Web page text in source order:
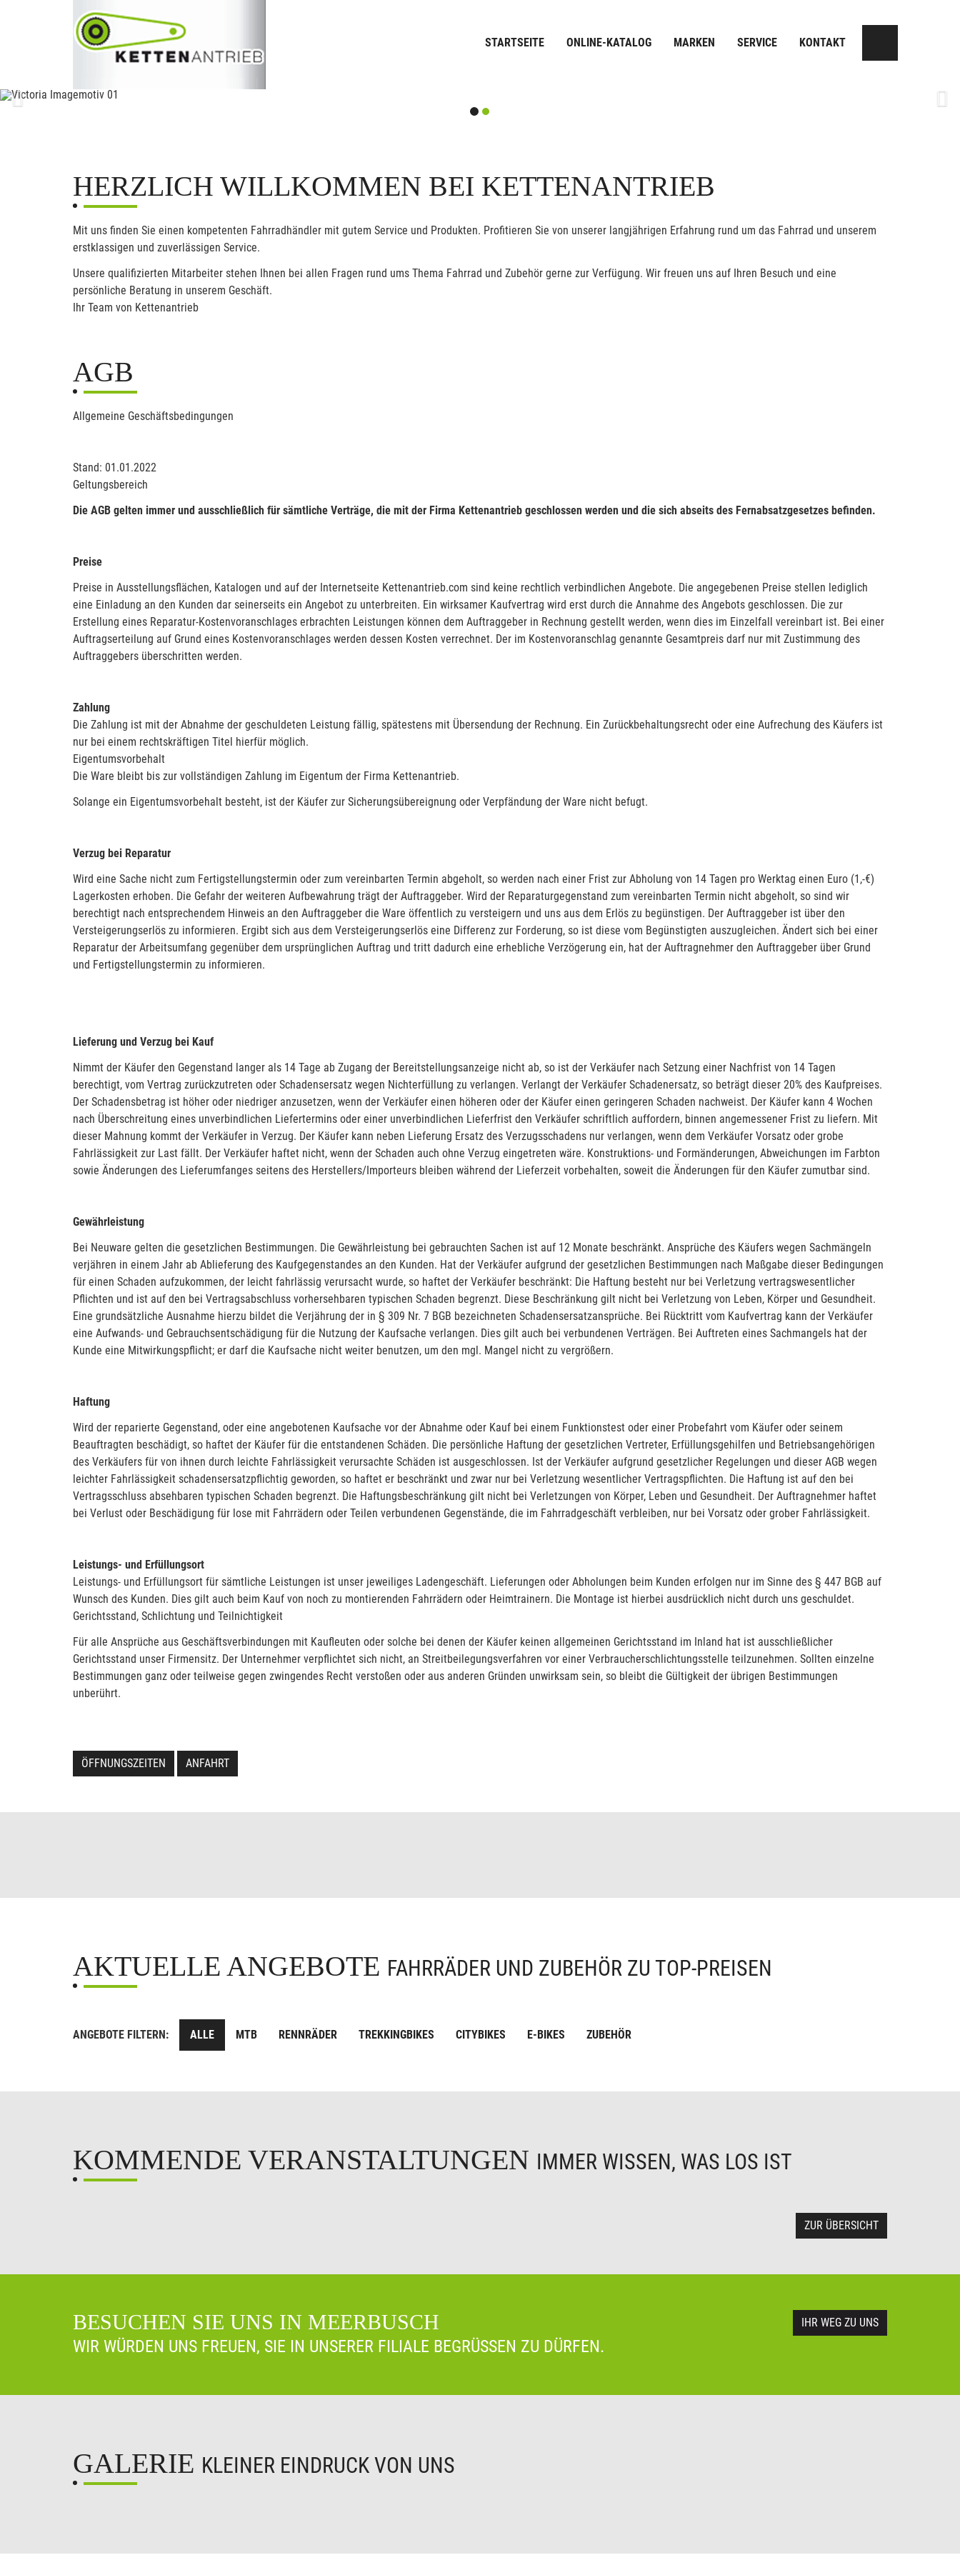
STARTSEITE ONLINE-KATALOG MARKEN SERVICE KONTAKT
Previous
HERZLICH WILLKOMMEN BEI KETTENANTRIEB
Mit uns finden Sie einen kompetenten Fahrradhändler mit gutem Service und Produkten. Profitieren Sie von unserer langjährigen Erfahrung rund um das Fahrrad und unserem
erstklassigen und zuverlässigen Service.
Unsere qualifizierten Mitarbeiter stehen Ihnen bei allen Fragen rund ums Thema Fahrrad und Zubehör gerne zur Verfügung. Wir freuen uns auf Ihren Besuch und eine
persönliche Beratung in unserem Geschäft.
Ihr Team von Kettenantrieb
AGB
Allgemeine Geschäftsbedingungen
Stand: 01.01.2022
Geltungsbereich
Die AGB gelten immer und ausschließlich für sämtliche Verträge, die mit der Firma Kettenantrieb geschlossen werden und die sich abseits des Fernabsatzgesetzes befinden.
Preise
Preise in Ausstellungsflächen, Katalogen und auf der Internetseite Kettenantrieb.com sind keine rechtlich verbindlichen Angebote. Die angegebenen Preise stellen lediglich
eine Einladung an den Kunden dar seinerseits ein Angebot zu unterbreiten. Ein wirksamer Kaufvertrag wird erst durch die Annahme des Angebots geschlossen. Die zur
Erstellung eines Reparatur-Kostenvoranschlages erbrachten Leistungen können dem Auftraggeber in Rechnung gestellt werden, wenn dies im Einzelfall vereinbart ist. Bei einer
Auftragserteilung auf Grund eines Kostenvoranschlages werden dessen Kosten verrechnet. Der im Kostenvoranschlag genannte Gesamtpreis darf nur mit Zustimmung des
Auftraggebers überschritten werden.
Zahlung
Die Zahlung ist mit der Abnahme der geschuldeten Leistung fällig, spätestens mit Übersendung der Rechnung. Ein Zurückbehaltungsrecht oder eine Aufrechung des Käufers ist
nur bei einem rechtskräftigen Titel hierfür möglich.
Eigentumsvorbehalt
Die Ware bleibt bis zur vollständigen Zahlung im Eigentum der Firma Kettenantrieb.
Solange ein Eigentumsvorbehalt besteht, ist der Käufer zur Sicherungsübereignung oder Verpfändung der Ware nicht befugt.
Verzug bei Reparatur
Wird eine Sache nicht zum Fertigstellungstermin oder zum vereinbarten Termin abgeholt, so werden nach einer Frist zur Abholung von 14 Tagen pro Werktag einen Euro (1,-€)
Lagerkosten erhoben. Die Gefahr der weiteren Aufbewahrung trägt der Auftraggeber. Wird der Reparaturgegenstand zum vereinbarten Termin nicht abgeholt, so sind wir
berechtigt nach entsprechendem Hinweis an den Auftraggeber die Ware öffentlich zu versteigern und uns aus dem Erlös zu begünstigen. Der Auftraggeber ist über den
Versteigerungserlös zu informieren. Ergibt sich aus dem Versteigerungserlös eine Differenz zur Forderung, so ist diese vom Begünstigten auszugleichen. Ändert sich bei einer
Reparatur der Arbeitsumfang gegenüber dem ursprünglichen Auftrag und tritt dadurch eine erhebliche Verzögerung ein, hat der Auftragnehmer den Auftraggeber über Grund
und Fertigstellungstermin zu informieren.
Lieferung und Verzug bei Kauf
Nimmt der Käufer den Gegenstand langer als 14 Tage ab Zugang der Bereitstellungsanzeige nicht ab, so ist der Verkäufer nach Setzung einer Nachfrist von 14 Tagen
berechtigt, vom Vertrag zurückzutreten oder Schadensersatz wegen Nichterfüllung zu verlangen. Verlangt der Verkäufer Schadenersatz, so beträgt dieser 20% des Kaufpreises.
Der Schadensbetrag ist höher oder niedriger anzusetzen, wenn der Verkäufer einen höheren oder der Käufer einen geringeren Schaden nachweist. Der Käufer kann 4 Wochen
nach Überschreitung eines unverbindlichen Liefertermins oder einer unverbindlichen Lieferfrist den Verkäufer schriftlich auffordern, binnen angemessener Frist zu liefern. Mit
dieser Mahnung kommt der Verkäufer in Verzug. Der Käufer kann neben Lieferung Ersatz des Verzugsschadens nur verlangen, wenn dem Verkäufer Vorsatz oder grobe
Fahrlässigkeit zur Last fällt. Der Verkäufer haftet nicht, wenn der Schaden auch ohne Verzug eingetreten wäre. Konstruktions- und Formänderungen, Abweichungen im Farbton
sowie Änderungen des Lieferumfanges seitens des Herstellers/Importeurs bleiben während der Lieferzeit vorbehalten, soweit die Änderungen für den Käufer zumutbar sind.
Gewährleistung
Bei Neuware gelten die gesetzlichen Bestimmungen. Die Gewährleistung bei gebrauchten Sachen ist auf 12 Monate beschränkt. Ansprüche des Käufers wegen Sachmängeln
verjähren in einem Jahr ab Ablieferung des Kaufgegenstandes an den Kunden. Hat der Verkäufer aufgrund der gesetzlichen Bestimmungen nach Maßgabe dieser Bedingungen
für einen Schaden aufzukommen, der leicht fahrlässig verursacht wurde, so haftet der Verkäufer beschränkt: Die Haftung besteht nur bei Verletzung vertragswesentlicher
Pflichten und ist auf den bei Vertragsabschluss vorhersehbaren typischen Schaden begrenzt. Diese Beschränkung gilt nicht bei Verletzung von Leben, Körper und Gesundheit.
Eine grundsätzliche Ausnahme hierzu bildet die Verjährung der in § 309 Nr. 7 BGB bezeichneten Schadensersatzansprüche. Bei Rücktritt vom Kaufvertrag kann der Verkäufer
eine Aufwands- und Gebrauchsentschädigung für die Nutzung der Kaufsache verlangen. Dies gilt auch bei verbundenen Verträgen. Bei Auftreten eines Sachmangels hat der
Kunde eine Mitwirkungspflicht; er darf die Kaufsache nicht weiter benutzen, um den mgl. Mangel nicht zu vergrößern.
Haftung
Wird der reparierte Gegenstand, oder eine angebotenen Kaufsache vor der Abnahme oder Kauf bei einem Funktionstest oder einer Probefahrt vom Käufer oder seinem
Beauftragten beschädigt, so haftet der Käufer für die entstandenen Schäden. Die persönliche Haftung der gesetzlichen Vertreter, Erfüllungsgehilfen und Betriebsangehörigen
des Verkäufers für von ihnen durch leichte Fahrlässigkeit verursachte Schäden ist ausgeschlossen. Ist der Verkäufer aufgrund gesetzlicher Regelungen und dieser AGB wegen
leichter Fahrlässigkeit schadensersatzpflichtig geworden, so haftet er beschränkt und zwar nur bei Verletzung wesentlicher Vertragspflichten. Die Haftung ist auf den bei
Vertragsschluss absehbaren typischen Schaden begrenzt. Die Haftungsbeschränkung gilt nicht bei Verletzungen von Körper, Leben und Gesundheit. Der Auftragnehmer haftet
bei Verlust oder Beschädigung für lose mit Fahrrädern oder Teilen verbundenen Gegenstände, die im Fahrradgeschäft verbleiben, nur bei Vorsatz oder grober Fahrlässigkeit.
Leistungs- und Erfüllungsort
Leistungs- und Erfüllungsort für sämtliche Leistungen ist unser jeweiliges Ladengeschäft. Lieferungen oder Abholungen beim Kunden erfolgen nur im Sinne des § 447 BGB auf
Wunsch des Kunden. Dies gilt auch beim Kauf von noch zu montierenden Fahrrädern oder Heimtrainern. Die Montage ist hierbei ausdrücklich nicht durch uns geschuldet.
Gerichtsstand, Schlichtung und Teilnichtigkeit
Für alle Ansprüche aus Geschäftsverbindungen mit Kaufleuten oder solche bei denen der Käufer keinen allgemeinen Gerichtsstand im Inland hat ist ausschließlicher
Gerichtsstand unser Firmensitz. Der Unternehmer verpflichtet sich nicht, an Streitbeilegungsverfahren vor einer Verbraucherschlichtungsstelle teilzunehmen. Sollten einzelne
Bestimmungen ganz oder teilweise gegen zwingendes Recht verstoßen oder aus anderen Gründen unwirksam sein, so bleibt die Gültigkeit der übrigen Bestimmungen
unberührt.
ÖFFNUNGSZEITEN ANFAHRT
AKTUELLE ANGEBOTE FAHRRÄDER UND ZUBEHÖR ZU TOP-PREISEN
ANGEBOTE FILTERN: ALLE MTB RENNRÄDER TREKKINGBIKES CITYBIKES E-BIKES ZUBEHÖR
KOMMENDE VERANSTALTUNGEN IMMER WISSEN, WAS LOS IST
ZUR ÜBERSICHT
BESUCHEN SIE UNS IN MEERBUSCH
WIR WÜRDEN UNS FREUEN, SIE IN UNSERER FILIALE BEGRÜSSEN ZU DÜRFEN.
IHR WEG ZU UNS
GALERIE KLEINER EINDRUCK VON UNS